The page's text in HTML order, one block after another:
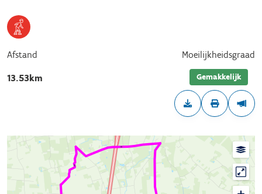
Afstand
13.53km
Moeilijkheidsgraad
Gemakkelijk